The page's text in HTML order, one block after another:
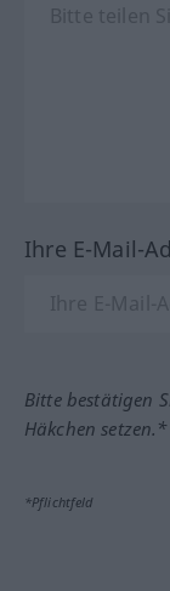
Ihre E-Mail-
Bitte bestätigen
Häkchen setzen.*
*Pflichtfeld